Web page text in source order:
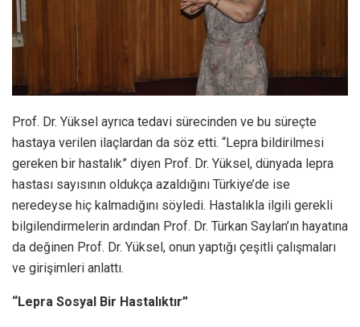
Prof. Dr. Yüksel ayrıca tedavi sürecinden ve bu süreçte
hastaya verilen ilaçlardan da söz etti. “Lepra bildirilmesi
gereken bir hastalık” diyen Prof. Dr. Yüksel, dünyada lepra
hastası sayısının oldukça azaldığını Türkiye’de ise
neredeyse hiç kalmadığını söyledi. Hastalıkla ilgili gerekli
bilgilendirmelerin ardından Prof. Dr. Türkan Saylan’ın hayatına
da değinen Prof. Dr. Yüksel, onun yaptığı çeşitli çalışmaları
ve girişimleri anlattı.
“Lepra Sosyal Bir Hastalıktır”